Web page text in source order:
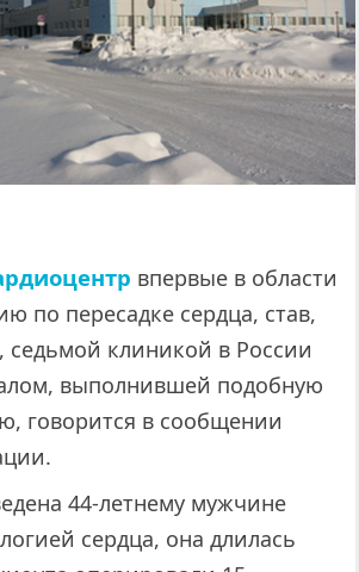
впервые в области
по пересадке сердца, став,
седьмой клиникой в России
выполнившей подобную
говорится в сообщении
44-летнему мужчине
сердца, она длилась